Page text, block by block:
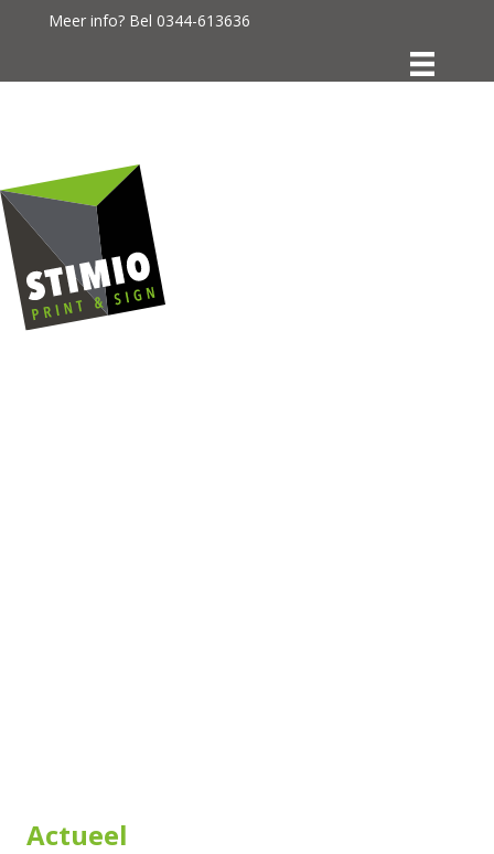
Meer info? Bel 0344-613636
Actueel